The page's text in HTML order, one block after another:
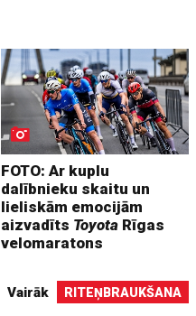
FOTO: Ar kuplu
dalībnieku skaitu un
lieliskām emocijām
aizvadīts Toyota Rīgas
velomaratons
Vairāk RITEŅBRAUKŠANA